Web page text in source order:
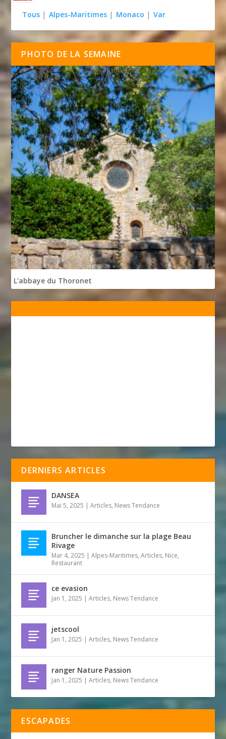
Tous | Alpes-Maritimes | Monaco | Var
PHOTO DE LA SEMAINE
L'abbaye du Thoronet
DERNIERS ARTICLES
DANSEA
Mai 5, 2025 |Articles, News Tendance
Bruncher le dimanche sur la plage Beau
Rivage
Mar 4, 2025 |Alpes-Maritimes,Articles, Nice,
Restaurant
ce evasion
Jan 1, 2025 |Articles, News Tendance
jetscool
Jan 1, 2025 |Articles, News Tendance
ranger Nature Passion
Jan 1, 2025 |Articles, News Tendance
ESCAPADES